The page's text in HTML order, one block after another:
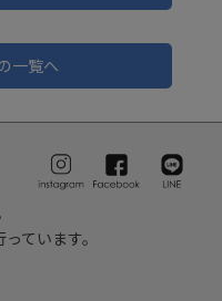
一覧へ
ています。